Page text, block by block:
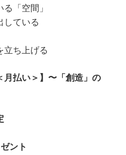
る「空間」
している
ち上げる
月払い＞】〜「創造」の
ント